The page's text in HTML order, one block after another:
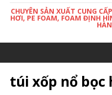
CHUYÊN SẢN XUẤT CUNG
HƠI, PE FOAM, FOAM ĐỊNH
túi xốp nổ bọc